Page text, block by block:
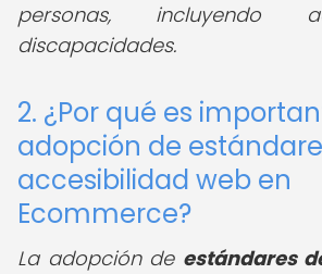
personas, incluyendo
discapacidades.
2. ¿Por qué es
adopción de
accesibilidad web en
Ecommerce?
La adopción de estándares